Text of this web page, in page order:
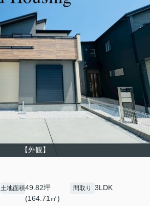
【外観】
土地面積49.82坪
(164.71㎡)
間取り 3LDK